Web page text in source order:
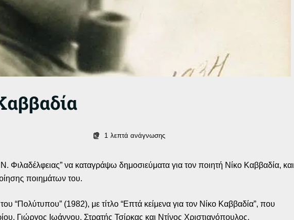
1 λεπτά ανάγνωσης
Φιλαδέλφειας” να καταγράψω δημοσιεύματα για τον ποιητή Νίκο Καββαδία, και
ποιημάτων του.
“Πολύτυπου” (1982), με τίτλο “Επτά κείμενα για τον Νίκο Καββαδία”, που
Γιώργος Ιωάννου, Στρατής Τσίρκας και Ντίνος Χριστιανόπουλος.